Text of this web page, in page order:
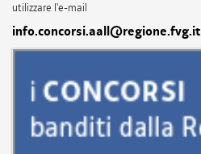
utilizzare l'e-mail
info.concorsi.aall@regione.fvg.it